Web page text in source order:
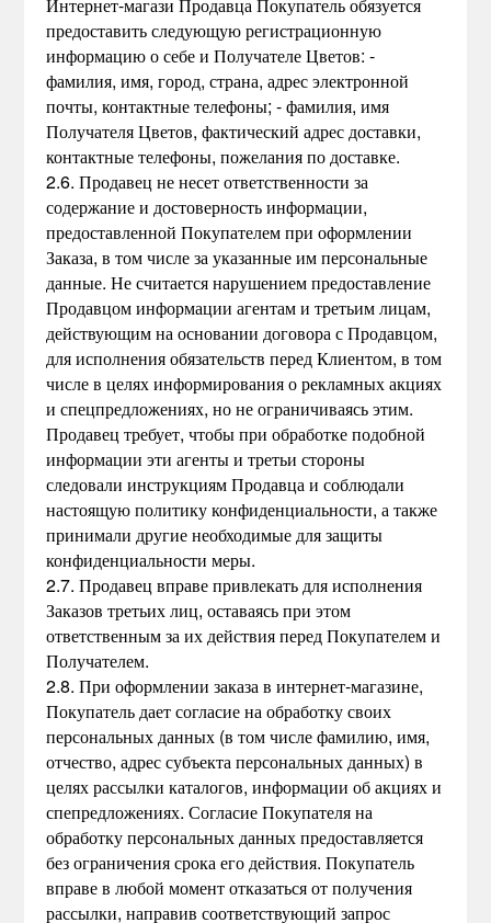
предоставить следующую регистрационную
информацию о себе и Получателе Цветов: -
фамилия, имя, город, страна, адрес электронной
почты, контактные телефоны; - фамилия, имя
Получателя Цветов, фактический адрес доставки,
контактные телефоны, пожелания по доставке.
2.6. Продавец не несет ответственности за
содержание и достоверность информации,
предоставленной Покупателем при оформлении
Заказа, в том числе за указанные им персональные
данные. Не считается нарушением предоставление
Продавцом информации агентам и третьим лицам,
действующим на основании договора с Продавцом,
для исполнения обязательств перед Клиентом, в том
числе в целях информирования о рекламных акциях
и спецпредложениях, но не ограничиваясь этим.
Продавец требует, чтобы при обработке подобной
информации эти агенты и третьи стороны
следовали инструкциям Продавца и соблюдали
настоящую политику конфиденциальности, а также
принимали другие необходимые для защиты
конфиденциальности меры.
2.7. Продавец вправе привлекать для исполнения
Заказов третьих лиц, оставаясь при этом
ответственным за их действия перед Покупателем и
Получателем.
2.8. При оформлении заказа в интернет-магазине,
Покупатель дает согласие на обработку своих
персональных данных (в том числе фамилию, имя,
отчество, адрес субъекта персональных данных) в
целях рассылки каталогов, информации об акциях и
спепредложениях. Согласие Покупателя на
обработку персональных данных предоставляется
без ограничения срока его действия. Покупатель
вправе в любой момент отказаться от получения
рассылки, направив соответствующий запрос